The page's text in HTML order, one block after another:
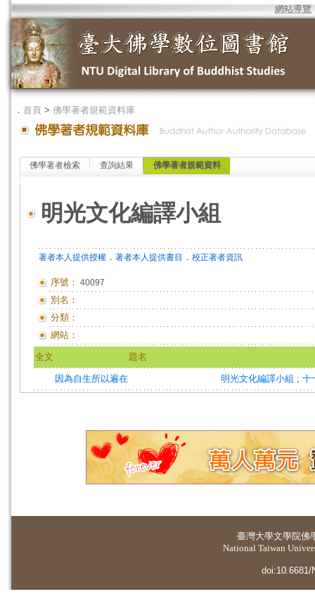
網站導覽
． 首頁 > 佛學著者規範資料庫
佛學著者檢索 查詢結果 佛學著者規範資料
明光文化編譯小組
著者本人提供授權 ． 著者本人提供書目 ． 校正著者資訊
序號： 40097
別名：
分類：
網站：
全文 題名
因為自生所以遍在 明光文化編譯小組 ; 十
臺灣大學文學院佛
National Taiwan
doi:10.6681/